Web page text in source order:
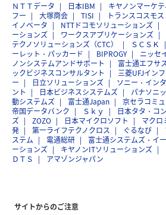
ＮＴＴデータ 日本IBM キヤノンマーケ
フー
大塚商会 TISI トランスコスモス
イノベータ
NTTドコモソリューションズ
ーションズ
ワークスアプリケーションズ
テクノソリューションズ（CTC）
ＳＣＳＫ
ーレット・パッカード
BIPROGY ニッセ
ノンシステムアンドサポート
富士通エフサ
ックビジネスコンサルタント
三菱UFJイン
ー
日立ソリューションズ
ソニー・イン
ント
日本ビジネスシステムズ パナソニ
動システムズ
富士通Japan
京セラコミ
帝国データバンク
Ｓｋｙ
日本タタ・コ
ズ
ZOZO 日本マイクロソフト マクロ
発
第一ライフテクノクロス ぐるなび
ステム
電通総研 富士通システムズ・イ
ーションズ
キヤノンITソリューションズ
ＤＴＳ
アマゾンジャパン
サイトからのご注意